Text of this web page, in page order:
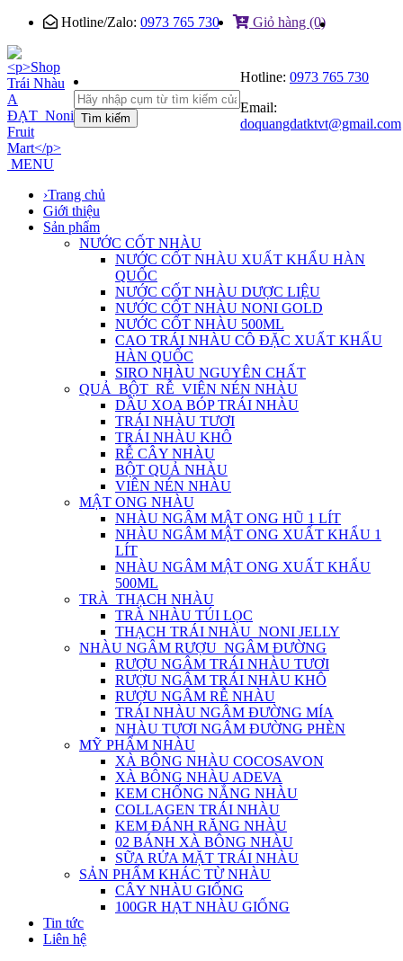
Hotline/Zalo: 0973 765 730 Giỏ hàng (0)
Tìm kiếm
Hotline: 0973 765 730
Email:
doquangdatktvt@gmail.com
MENU
›Trang chủ
Giới thiệu
Sản phẩm
NƯỚC CỐT NHÀU
NƯỚC CỐT NHÀU XUẤT KHẨU HÀN
QUỐC
NƯỚC CỐT NHÀU DƯỢC LIỆU
NƯỚC CỐT NHÀU NONI GOLD
NƯỚC CỐT NHÀU 500ML
CAO TRÁI NHÀU CÔ ĐẶC XUẤT KHẨU
HÀN QUỐC
SIRO NHÀU NGUYÊN CHẤT
QUẢ_BỘT_RỄ_VIÊN NÉN NHÀU
DẦU XOA BÓP TRÁI NHÀU
TRÁI NHÀU TƯƠI
TRÁI NHÀU KHÔ
RỄ CÂY NHÀU
BỘT QUẢ NHÀU
VIÊN NÉN NHÀU
MẬT ONG NHÀU
NHÀU NGÂM MẬT ONG HŨ 1 LÍT
NHÀU NGÂM MẬT ONG XUẤT KHẨU 1
LÍT
NHÀU NGÂM MẬT ONG XUẤT KHẨU
500ML
TRÀ_THẠCH NHÀU
TRÀ NHÀU TÚI LỌC
THẠCH TRÁI NHÀU_NONI JELLY
NHÀU NGÂM RƯỢU_NGÂM ĐƯỜNG
RƯỢU NGÂM TRÁI NHÀU TƯƠI
RƯỢU NGÂM TRÁI NHÀU KHÔ
RƯỢU NGÂM RỄ NHÀU
TRÁI NHÀU NGÂM ĐƯỜNG MÍA
NHÀU TƯƠI NGÂM ĐƯỜNG PHÈN
MỸ PHẨM NHÀU
XÀ BÔNG NHÀU COCOSAVON
XÀ BÔNG NHÀU ADEVA
KEM CHỐNG NẮNG NHÀU
COLLAGEN TRÁI NHÀU
KEM ĐÁNH RĂNG NHÀU
02 BÁNH XÀ BÔNG NHÀU
SỮA RỬA MẶT TRÁI NHÀU
SẢN PHẨM KHÁC TỪ NHÀU
CÂY NHÀU GIỐNG
100GR HẠT NHÀU GIỐNG
Tin tức
Liên hệ